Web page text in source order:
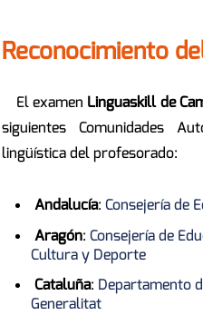
Reconocimiento
El examen Linguaskill de
siguientes Comunidades
lingüística del profesorado:
Andalucía: Consejería de
Aragón: Consejería de
Cultura y Deporte
Cataluña: Departamento
Generalitat